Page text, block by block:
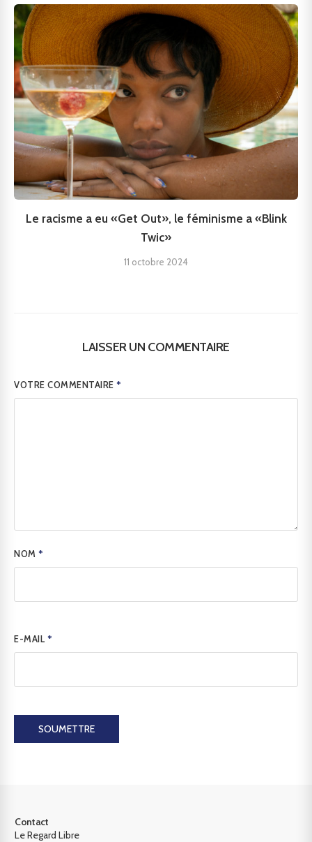
Le racisme a eu «Get Out», le féminisme a «Blink
Twic»
11 octobre 2024
LAISSER UN COMMENTAIRE
VOTRE COMMENTAIRE*
NOM*
E-MAIL *
SOUMETTRE
Contact
Le Regard Libre